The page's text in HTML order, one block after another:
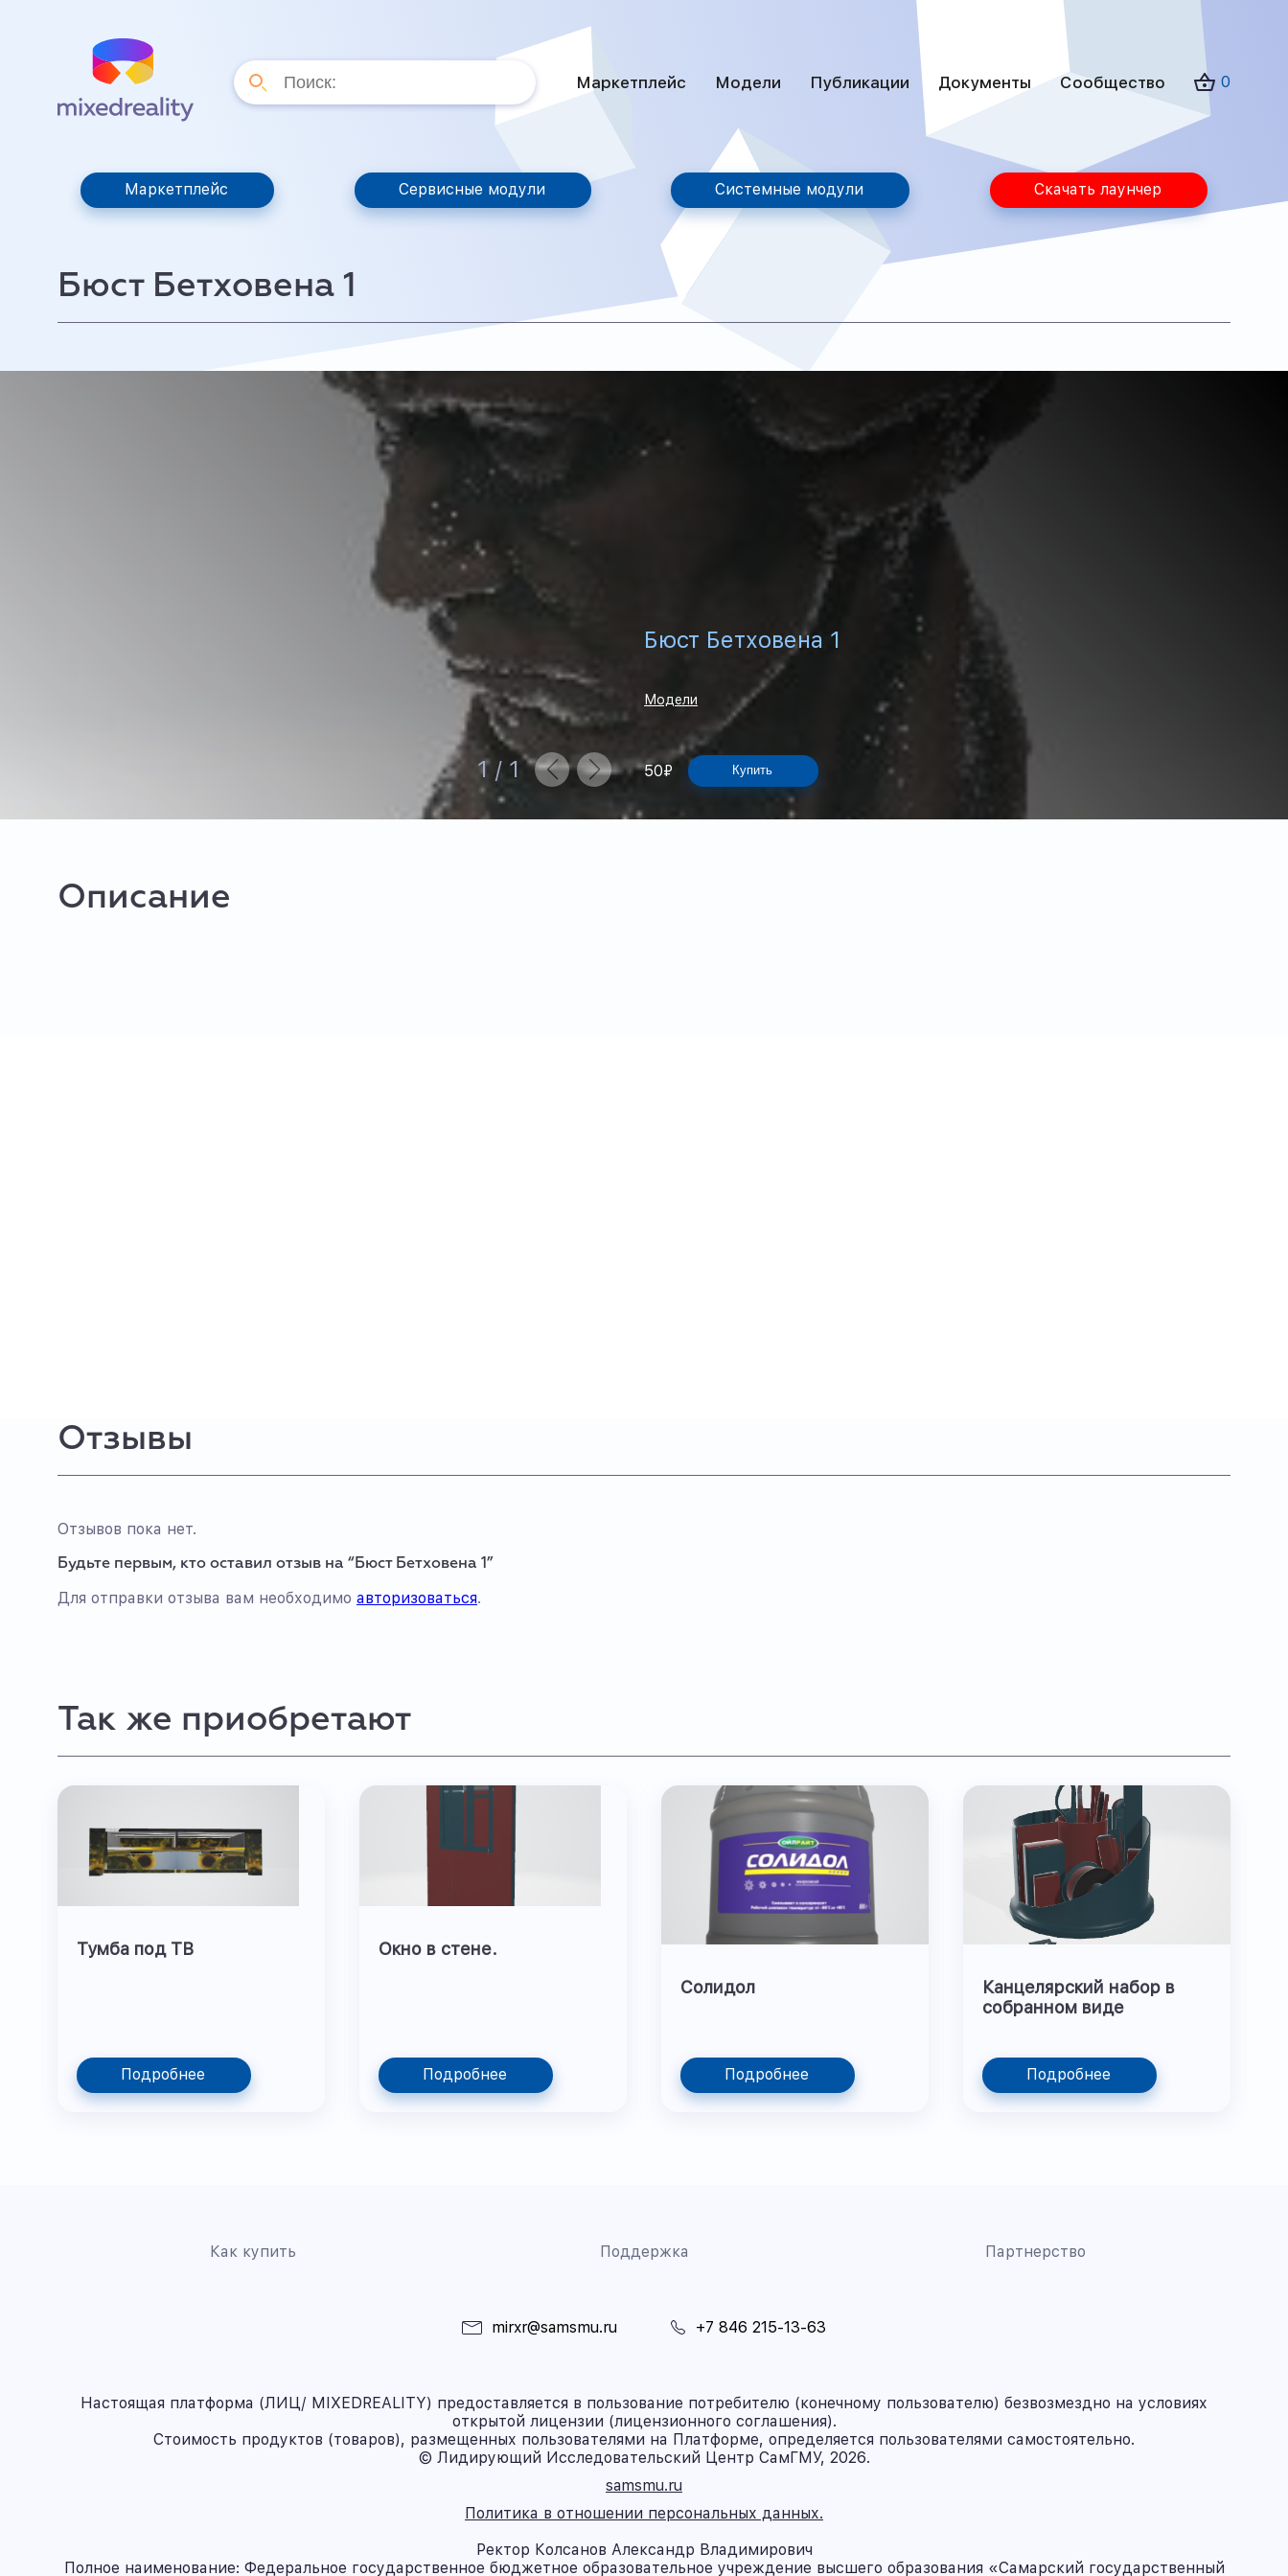
Маркетплейс Модели Публикации Документы Сообщество 0
Маркетплейс Сервисные модули Системные модули Скачать лаунчер
Бюст Бетховена 1
1/ 1
Бюст Бетховена 1
Модели
50₽ Купить
Описание
Отзывы
Отзывов пока нет.
Будьте первым, кто оставил отзыв на “Бюст Бетховена 1”
Для отправки отзыва вам необходимо авторизоваться.
Так же приобретают
Тумба под ТВ
Подробнее
Окно в стене.
Подробнее
Солидол
Подробнее
Канцелярский набор в
собранном виде
Подробнее
Как купить Поддержка Партнерство
mirxr@samsmu.ru +7 846 215-13-63
Настоящая платформа (ЛИЦ/ MIXEDREALITY) предоставляется в пользование потребителю (конечному пользователю) безвозмездно на условиях
открытой лицензии (лицензионного соглашения).
Стоимость продуктов (товаров), размещенных пользователями на Платформе, определяется пользователями самостоятельно.
© Лидирующий Исследовательский Центр СамГМУ, 2026.
samsmu.ru
Политика в отношении персональных данных.
Ректор Колсанов Александр Владимирович
Полное наименование: Федеральное государственное бюджетное образовательное учреждение высшего образования «Самарский государственный